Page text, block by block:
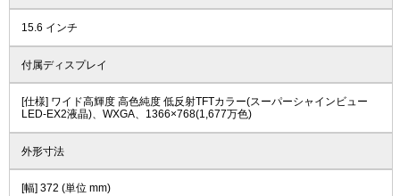
15.6 インチ
付属ディスプレイ
[仕様] ワイド高輝度 高色純度 低反射TFTカラー(スーパーシャインビュー
LED-EX2液晶)、WXGA、1366×768(1,677万色)
外形寸法
[幅] 372 (単位 mm)